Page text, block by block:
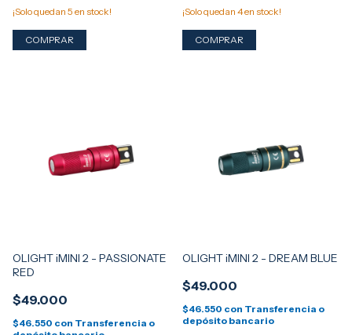
¡Solo quedan 5 en stock!
¡Solo quedan 4en stock!
OLIGHT iMINI 2 - PASSIONATE
RED
$49.000
$46.550 con Transferencia o
OLIGHT iMINI 2 - DREAM BLUE
$49.000
$46.550 con Transferencia o
depósito bancario